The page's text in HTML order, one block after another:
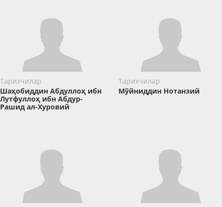
Тарихчилар
Шаҳобиддин Абдуллоҳ ибн
Лутфуллоҳ ибн Абдур-
Рашид ал-Хуровий
Тарихчилар
Мўйниддин Нотанзий